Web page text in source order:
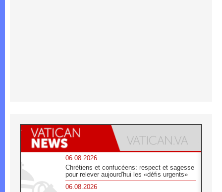
06.08.2026
Chrétiens et confucéens: respect et sagesse
pour relever aujourd'hui les «défis urgents»
06.08.2026